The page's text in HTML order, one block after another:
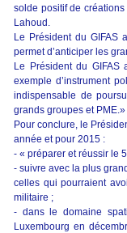
solde positif de
Lahoud.
Le Président du GIFAS
permet d’anticiper les
Le Président du
exemple d’instrument
indispensable de
grands groupes et PME.»
Pour conclure, le
année et pour 2015 :
- « préparer et réussir le
- suivre avec la plus
celles qui pourraient
militaire ;
- dans le domaine
Luxembourg en